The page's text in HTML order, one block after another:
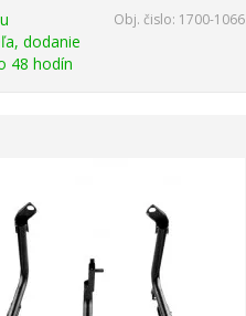
dodanie
48 hodín
Obj. čislo: 1700-1066